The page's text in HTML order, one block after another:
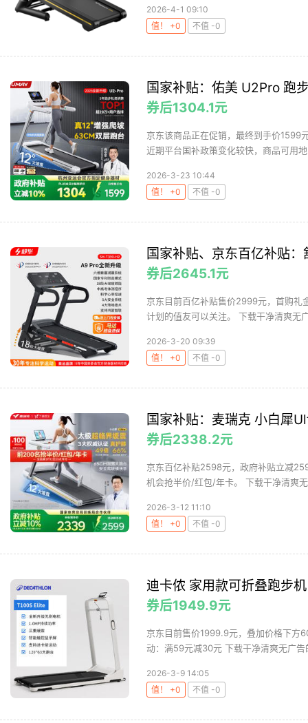
2026-4-1 09:10
值！ +0
不值 -0
国家补贴：佑美 U2Pro 跑
券后1304.1元
京东该商品正在促销，最终到手价1599
近期平台国补政策变化较快，商品可用
2026-3-23 10:44
值！ +0
不值 -0
国家补贴、京东百亿补贴
券后2645.1元
京东目前百亿补贴售价2999元，首购
计划的值友可以关注。 下载干净清爽无
2026-3-20 09:39
值！ +0
不值 -0
国家补贴：麦瑞克 小白犀
券后2338.2元
京东百亿补贴2598元，政府补贴立减
机会抢半价/红包/年卡。 下载干净清爽
2026-3-12 11:10
值！ +0
不值 -0
迪卡侬 家用款可折叠跑步
券后1949.9元
京东目前售价1999.9元，叠加价格下方
动：满59元减30元 下载干净清爽无广告
2026-3-9 14:05
值！ +0
不值 -0